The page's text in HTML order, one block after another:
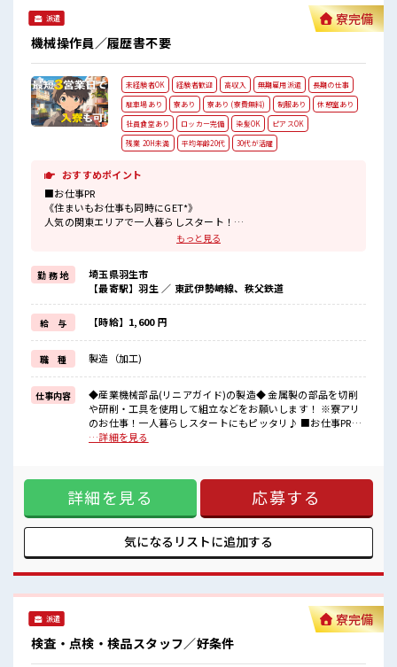
派遣
機械操作員／履歴書不要
寮完備
未経験者OK 経験者歓迎 高収入 無期雇用派遣
長期の仕事
駐車場あり
寮あり 寮あり (寮費無料) 制服あり
休憩室あり
社員食堂あり
ロッカー完備 染髪OK
ピアスOK
残業 20H未満
平均年齢20代 30代が活躍
おすすめポイント
■お仕事PR
《住まいもお仕事も同時にGET*》
人気の関東エリアで一人暮らしスタート！
赴任時の交通費支給あり！
オトクに簡単に引越しできちゃいます♪
《おいしい食堂あり》
ICカードで利用できる安くておいしい食堂あり！
節約できてお財布にやさしい★
《土日やすみ*》
予定がたてやすいからプライベートも充実☆
GW・お盆・年末年始の休暇もキチンとあります◎
《無期雇用派遣*》
◎当社と期間制限のない雇用契約を結んだ上で派遣先で働けます◎
■職場の雰囲気
《幅広い年代の方が活躍中》
分からないことも聞きやすい環境なので、
未経験の方も安心してスタートできます！
休憩室・ロッカー・更衣室完備★
#ryo
もっと見る
勤 務 地
埼玉県羽生市
【最寄駅】羽生 ／ 東武伊勢崎線、秩父鉄道
給 与 【時給】1,600 円
職 種 製造（加工)
仕事内容
◆産業機械部品(リニアガイド)の製造◆ 金属製の部品を切削
や研削・工具を使用して組立などをお願いします！ ※寮アリ
のお仕事！一人暮らしスタートにもピッタリ♪ ■お仕事PR
《住まいもお仕事も同時にGET*》 人気の関東エリアで一人暮
しできちゃいます♪ 《おいしい食堂あり》 ICカードで利用で
きる安くておいしい食堂あり！ 節約できてお財布にやさしい
★ 《土日やすみ*》 予定がたてやすいからプライベートも充
実☆ GW・お盆・年末年始の休暇もキチンとあります◎ 《無
期雇用派遣*》 ◎当社と期間制限のない雇用契約を結んだ上で
派遣先で働けます◎ ■職場の雰囲気 《幅広い年代の方が活躍
出し！ 分からないことも聞きやすい環境なので、 未経験の方
も安心してスタートできます！ 休憩室・ロッカー・更衣室完
…詳細を見る
詳細を見る 応募する
気になるリストに追加する
派遣
検査・点検・検品スタッフ／好条件
寮完備